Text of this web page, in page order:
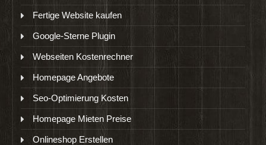
Fertige Website kaufen
Google-Sterne Plugin
Webseiten Kostenrechner
Homepage Angebote
Seo-Optimierung Kosten
Homepage Mieten Preise
Onlineshop Erstellen